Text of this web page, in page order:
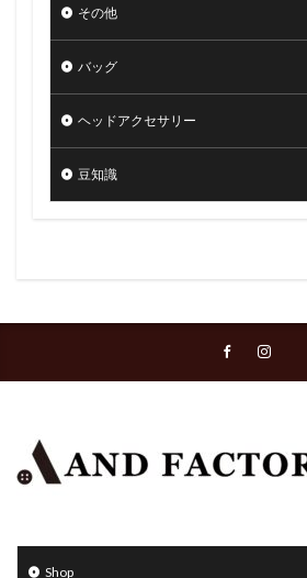
その他
バッグ
ヘッドアクセサリー
豆知識
Shop